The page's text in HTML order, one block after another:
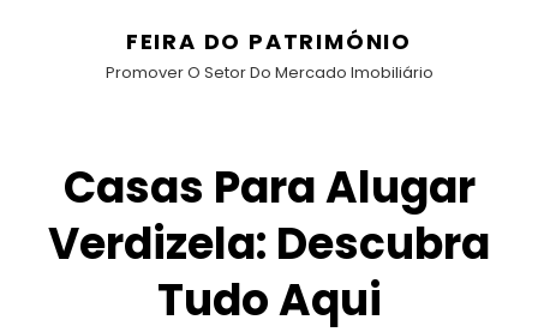
FEIRA DO PATRIMÓNIO
Promover O Setor Do Mercado Imobiliário
Casas Para Alugar
Verdizela: Descubra
Tudo Aqui